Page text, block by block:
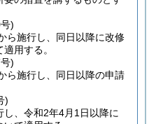
)
ら施行し、同日以降に改修
用する。
)
ら施行し、同日以降の申請
)
、令和2年4月1日以降に